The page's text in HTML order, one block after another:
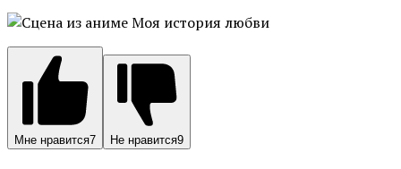
Мне нравится7 Не нравится9